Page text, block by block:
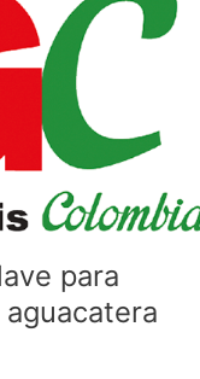
para